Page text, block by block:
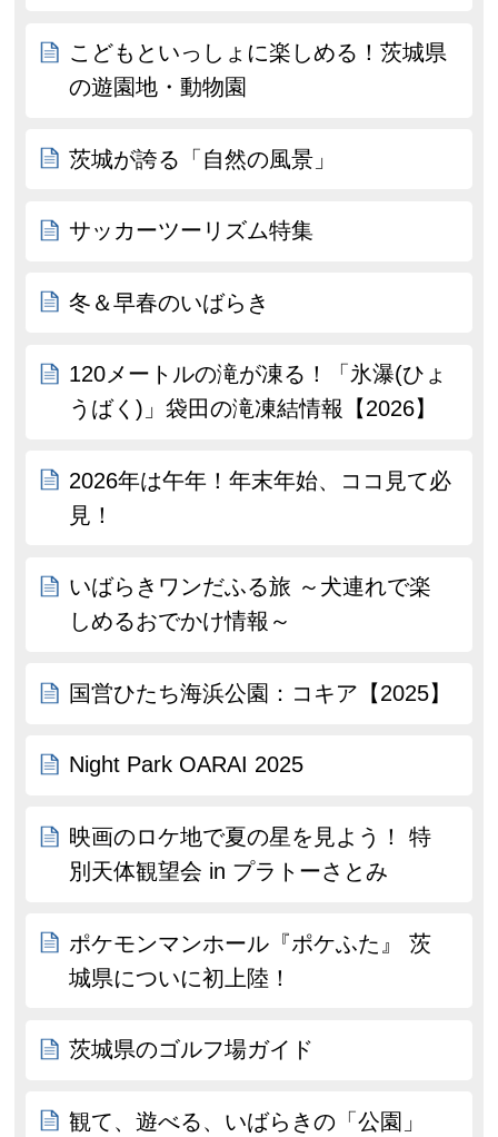
こどもといっしょに楽しめる！茨城県
の遊園地・動物園
茨城が誇る「自然の風景」
サッカーツーリズム特集
冬＆早春のいばらき
120メートルの滝が凍る！「氷瀑(ひょ
うばく)」袋田の滝凍結情報【2026】
2026年は午年！年末年始、ココ見て必
見！
いばらきワンだふる旅 ～犬連れで楽
しめるおでかけ情報～
国営ひたち海浜公園：コキア【2025】
Night Park OARAI 2025
映画のロケ地で夏の星を見よう！ 特
別天体観望会 in プラトーさとみ
ポケモンマンホール『ポケふた』 茨
城県についに初上陸！
茨城県のゴルフ場ガイド
観て、遊べる、いばらきの「公園」